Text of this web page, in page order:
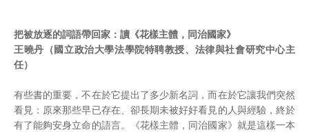
把被放逐的詞語帶回家：讀《花樣主體，同治國家》
王曉丹（國立政治大學法學院特聘教授、法律與社會研究中心主
任）
有些書的重要，不在於它提出了多少新名詞，而在於它讓我們突然
看見：原來那些早已存在、卻長期未被好好看見的人與經驗，終於
有了能夠安身立命的語言。《花樣主體，同治國家》就是這樣一本